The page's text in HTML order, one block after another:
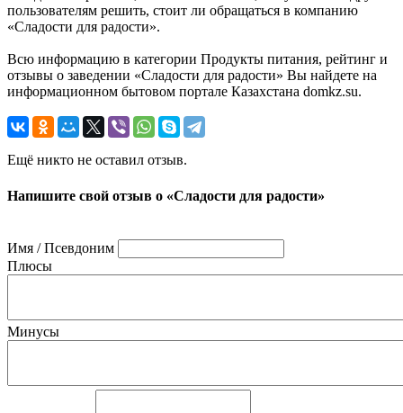
пользователям решить, стоит ли обращаться в компанию
«Сладости для радости».
Всю информацию в категории Продукты питания, рейтинг и
отзывы о заведении «Сладости для радости» Вы найдете на
информационном бытовом портале Казахстана domkz.su.
Ещё никто не оставил отзыв.
Напишите свой отзыв о «Сладости для радости»
Имя / Псевдоним
Плюсы
Минусы